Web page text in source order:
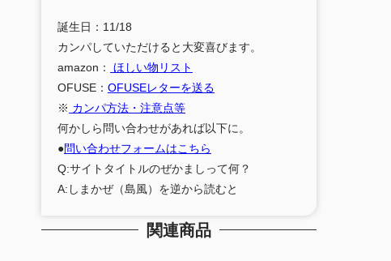
誕生日：11/18
カンパしていただけると大変喜びます。
amazon：
ほしい物リスト
OFUSE： OFUSEレターを送る
※ カンパ方法・注意点等
何かしら問い合わせがあれば以下に。
●問い合わせフォームはこちら
Q:サイトタイトルのぜかましって何？
A:しまかぜ（島風）を逆から読むと
関連商品